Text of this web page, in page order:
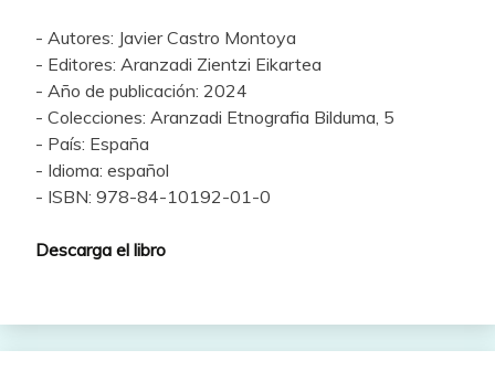
- Autores: Javier Castro Montoya
- Editores: Aranzadi Zientzi Eikartea
- Año de publicación: 2024
- Colecciones: Aranzadi Etnografia Bilduma, 5
- País: España
- Idioma: español
- ISBN: 978-84-10192-01-0
Descarga el libro